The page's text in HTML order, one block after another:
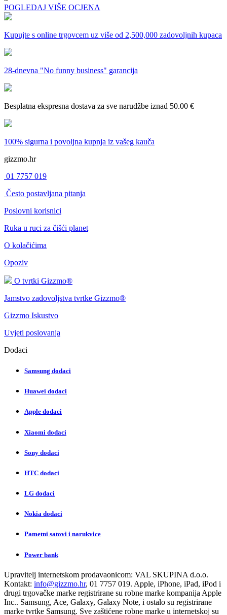
POGLEDAJ VIŠE OCJENA
Kupujte s online trgovcem uz više od 2,500,000 zadovoljnih kupaca
28-dnevna "No funny business" garancija
Besplatna ekspresna dostava za sve narudžbe iznad 50.00 €
100% sigurna i povoljna kupnja iz vašeg kauča
gizzmo.hr
01 7757 019
Često postavljana pitanja
Poslovni korisnici
Ruka u ruci za čišći planet
O kolačićima
Opoziv
O tvrtki Gizzmo®
Jamstvo zadovoljstva tvrtke Gizzmo®
Gizzmo Iskustvo
Uvjeti poslovanja
Dodaci
Samsung dodaci
Huawei dodaci
Apple dodaci
Xiaomi dodaci
Sony dodaci
HTC dodaci
LG dodaci
Nokia dodaci
Pametni satovi i narukvice
Power bank
Upravitelj internetskom prodavaonicom: VAL SKUPINA d.o.o.
Kontakt: info@gizzmo.hr, 01 7757 019. Apple, iPhone, iPad, iPod i
drugi trgovačke marke registrirane su robne marke kompanija Apple
Inc.. Samsung, Ace, Galaxy, Galaxy Note, i ostalo su registrirane
marke tvrtke Samsung. Sve zaštićene robne marke u internetskoj su